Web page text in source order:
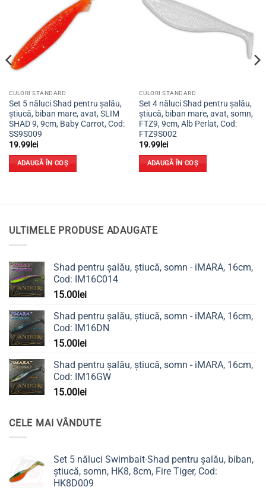
CULORI STANDARD
Set 5 năluci Shad pentru șalău,
știucă, biban mare, avat, SLIM
SHAD 9, 9cm, Baby Carrot, Cod:
SS9S009
19.99lei
ADAUGĂ ÎN COȘ
CULORI STANDARD
Set 4 năluci Shad pentru șalău,
știucă, biban mare, avat, somn,
FTZ9, 9cm, Alb Perlat, Cod:
FTZ9S002
19.99lei
ADAUGĂ ÎN COȘ
ULTIMELE PRODUSE ADAUGATE
Shad pentru șalău, știucă, somn - iMARA, 16cm,
Cod: IM16C014
15.00lei
Shad pentru șalău, știucă, somn - iMARA, 16cm,
Cod: IM16DN
15.00lei
Shad pentru șalău, știucă, somn - iMARA, 16cm,
Cod: IM16GW
15.00lei
CELE MAI VÂNDUTE
Set 5 năluci Swimbait-Shad pentru șalău, biban,
știucă, somn, HK8, 8cm, Fire Tiger, Cod:
HK8D009